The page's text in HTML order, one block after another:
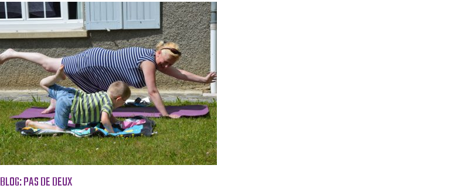
BLOG: PAS DE DEUX